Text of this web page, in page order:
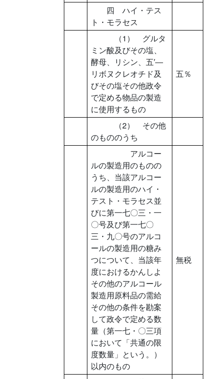
四 ハイ・テス
ト・モラセス
（1） グルタ
ミン酸及びその塩、
酵母、リシン、五′―
リボヌクレオチド及
びその塩その他政令
で定める物品の製造
に使用するもの
五％
（2） その他
のもののうち
アルコー
ルの製造用のものの
うち、当該アルコー
ルの製造用のハイ・
テスト・モラセス並
びに第一七〇三・一
〇号及び第一七〇
三・九〇号のアルコ
ールの製造用の糖み
つについて、当該年
度におけるかんしよ
その他のアルコール
製造用原料品の需給
その他の条件を勘案
して政令で定める数
量（第一七・〇三項
において「共通の限
度数量」という。）
以内のもの
無税